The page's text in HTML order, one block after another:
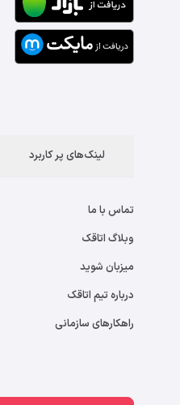
لینک‌های پر کاربرد
تماس با ما
وبلاگ اتاقک
میزبان شوید
درباره تیم اتاقک
راهکارهای سازمانی